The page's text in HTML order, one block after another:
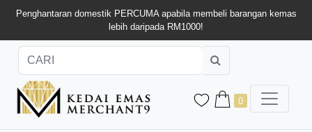
Penghantaran domestik PERCUMA apabila membeli barangan kemas
lebih daripada RM1000!
0